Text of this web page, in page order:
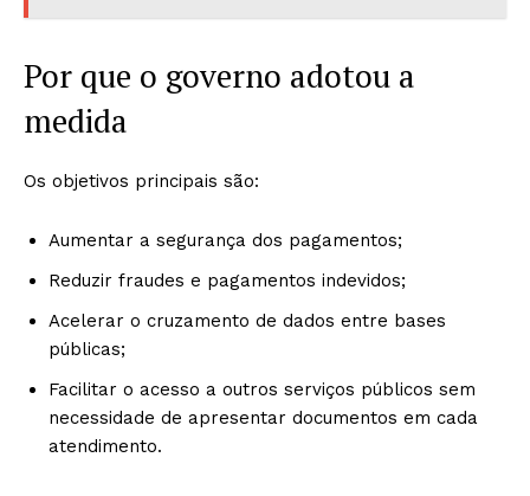
Por que o governo adotou a
medida
Os objetivos principais são:
Aumentar a segurança dos pagamentos;
Reduzir fraudes e pagamentos indevidos;
Acelerar o cruzamento de dados entre bases
públicas;
Facilitar o acesso a outros serviços públicos sem
necessidade de apresentar documentos em cada
atendimento.